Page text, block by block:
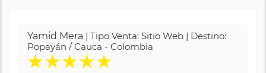
Yamid Mera | Tipo Venta: Sitio Web | Destino:
Popayán / Cauca - Colombia
★★★★★